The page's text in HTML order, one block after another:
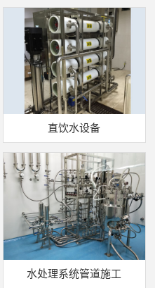
直饮水设备
水处理系统管道施工